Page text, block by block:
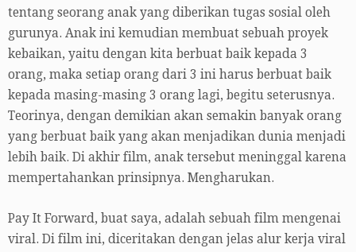
tentang seorang anak yang diberikan tugas sosial oleh
gurunya. Anak ini kemudian membuat sebuah proyek
kebaikan, yaitu dengan kita berbuat baik kepada 3
orang, maka setiap orang dari 3 ini harus berbuat baik
kepada masing-masing 3 orang lagi, begitu seterusnya.
Teorinya, dengan demikian akan semakin banyak orang
yang berbuat baik yang akan menjadikan dunia menjadi
lebih baik. Di akhir film, anak tersebut meninggal karena
mempertahankan prinsipnya. Mengharukan.
Pay It Forward, buat saya, adalah sebuah film mengenai
viral. Di film ini, diceritakan dengan jelas alur kerja viral